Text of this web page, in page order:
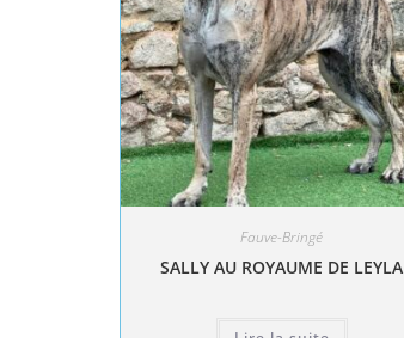
Fauve-Bringé
SALLY AU ROYAUME DE LEYLA